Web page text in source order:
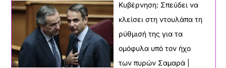
Κυβέρνηση: Σπεύδει να
κλείσει στη ντουλάπα τη
ρύθμισή της για τα
ομόφυλα υπό τον ήχο
των πυρών Σαμαρά |